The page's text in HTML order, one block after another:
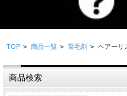
TOP > 商品一覧 > 育毛剤 > ヘアーリ
商品検索